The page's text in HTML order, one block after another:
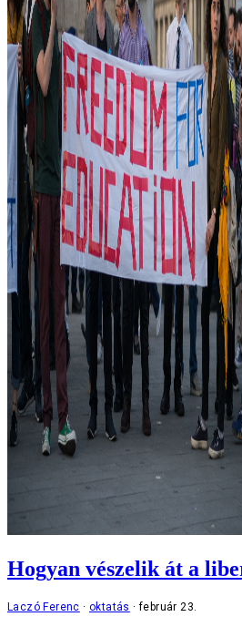
Hogyan vészelik át a
Laczó Ferenc oktatás február 23.